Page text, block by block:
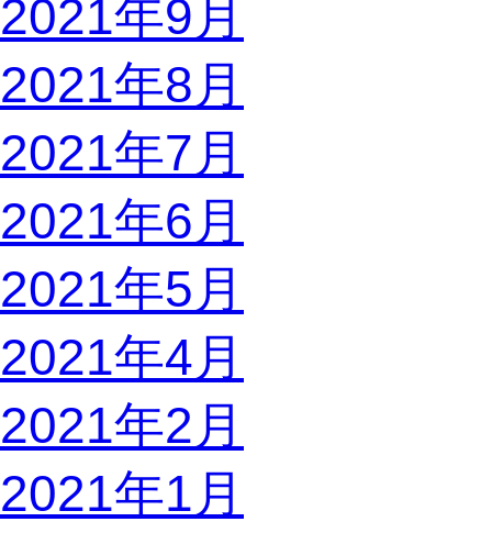
2021年9月
2021年8月
2021年7月
2021年6月
2021年5月
2021年4月
2021年2月
2021年1月